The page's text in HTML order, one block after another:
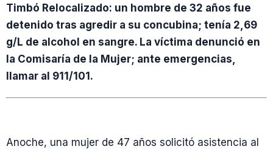
Timbó Relocalizado: un hombre de 32 años fue
detenido tras agredir a su concubina; tenía 2,69
g/L de alcohol en sangre. La víctima denunció en
la Comisaría de la Mujer; ante emergencias,
llamar al 911/101.
Anoche, una mujer de 47 años solicitó asistencia al